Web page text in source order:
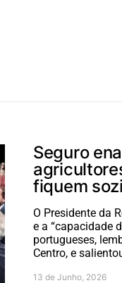
Seguro
fiquem
O Presidente da
e a “capacidade
portugueses,
Centro, e
13 de Junho, 2026